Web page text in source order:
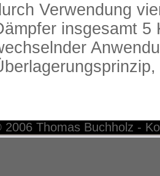
Verwendung
insgesamt 5
2006 Thomas Buchholz -